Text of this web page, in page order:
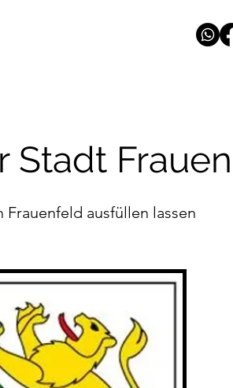
Stadt
Frauenfeld ausfüllen lassen